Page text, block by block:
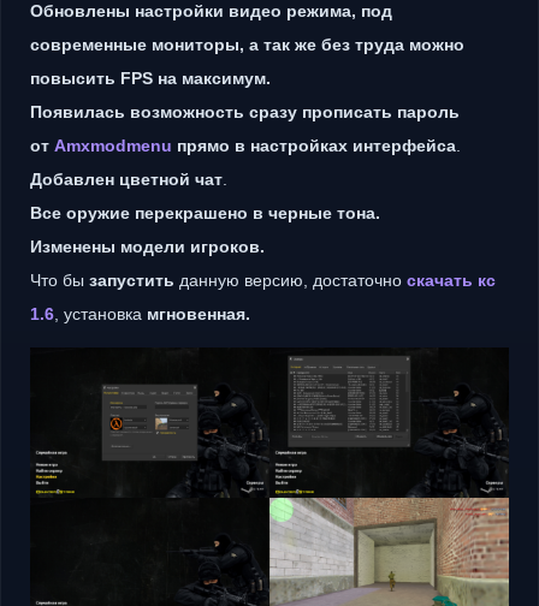
Обновлены настройки видео режима, под
современные мониторы, а так же без труда можно
повысить FPS на максимум.
Появилась возможность сразу прописать пароль
от Amxmodmenu прямо в настройках интерфейса.
Добавлен цветной чат.
Все оружие перекрашено в черные тона.
Изменены модели игроков.
Что бы запустить данную версию, достаточно скачать кс
1.6, установка мгновенная.